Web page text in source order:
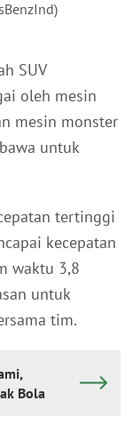
SUV
oleh mesin
mesin monster
untuk
tertinggi
kecepatan
waktu 3,8
untuk
tim.
Bola